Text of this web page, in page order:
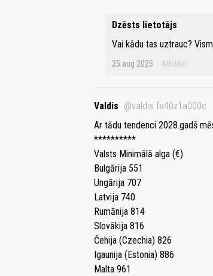
Dzēsts lietotājs
Vai kādu tas uztrauc?
25.aug 2025 Atbildēt
Valdis @valdis.fa40z1a000c
Ar tādu tendenci 2028.gadš
**********
Valsts Minimālā alga (€)
Bulgārija 551
Ungārija 707
Latvija 740
Rumānija 814
Slovākija 816
Čehija (Czechia) 826
Igaunija (Estonia) 886
Malta 961